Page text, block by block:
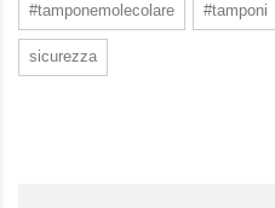
#tamponemolecolare #tamponi
sicurezza